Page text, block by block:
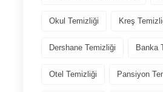
Okul Temizliği Kreş
Dershane Temizliği Banka
Otel Temizliği Pansiyon